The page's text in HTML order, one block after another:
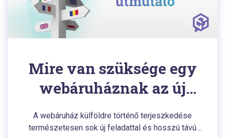
Mire van szüksége egy
webáruháznak az új
piacon történő
elhelyezkedéshez?
A webáruház külföldre történő terjeszkedése
természetesen sok új feladattal és hosszú távú